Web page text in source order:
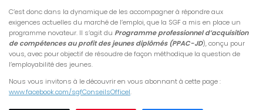
C’est donc dans la dynamique de les accompagner à répondre aux
exigences actuelles du marché de l’emploi, que la SGF a mis en place un
programme novateur. Il s’agit du Programme professionnel d’acquisition
de compétences au profit des jeunes diplômés (PPAC-JD), conçu pour
vous, avec pour objectif de résoudre de façon méthodique la question de
l’employabilité des jeunes.
Nous vous invitons à le découvrir en vous abonnant à cette page :
www.facebook.com/sgfConseilsOfficel.